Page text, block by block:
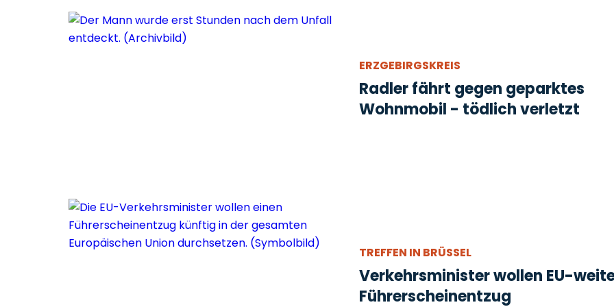
ERZGEBIRGSKREIS
Radler fährt gegen geparktes
Wohnmobil - tödlich verletzt
TREFFEN IN BRÜSSEL
Verkehrsminister wollen EU-
Führerscheinentzug